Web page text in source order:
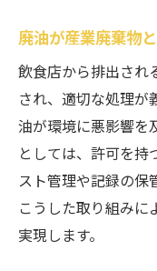
廃油処理
飲食店廃
廃油処理
廃油産業
廃油処理
グリストラッ
グリスト
廃油が産業廃棄物
飲食店から排出され
され、適切な処理が
油が環境に悪影響を
としては、許可を持
スト管理や記録の保
こうした取り組みに
実現します。